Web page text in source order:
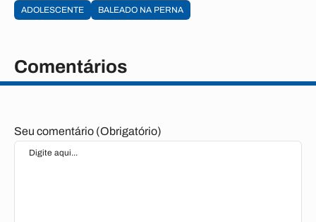
ADOLESCENTE BALEADO NA PERNA
Comentários
Seu comentário (Obrigatório)